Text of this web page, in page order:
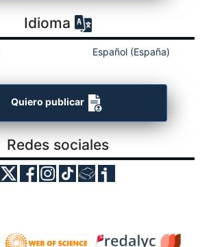
Idioma
Español (España)
Quiero publicar
Redes sociales